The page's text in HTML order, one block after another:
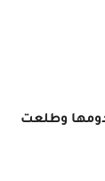
وطلعت